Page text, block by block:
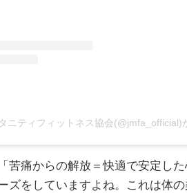
ニティフィットネス協会(@jmfa_official)
苦痛からの解放＝快適で安定し
ズをしていますよね。これは体